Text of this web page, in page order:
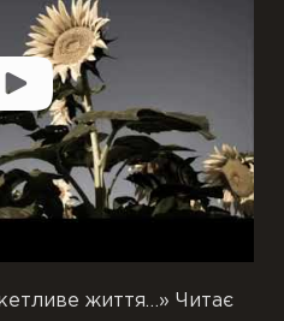
життя…» Читає